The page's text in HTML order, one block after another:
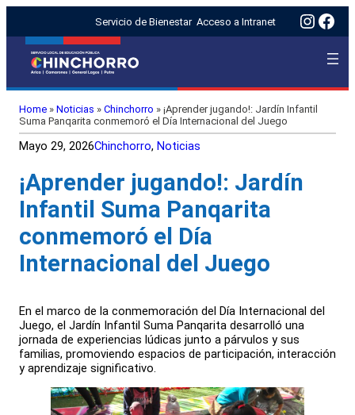
Servicio de Bienestar Acceso a Intranet
Home » Noticias » Chinchorro » ¡Aprender jugando!: Jardín Infantil
Suma Panqarita conmemoró el Día Internacional del Juego
Mayo 29, 2026Chinchorro, Noticias
¡Aprender jugando!: Jardín
Infantil Suma Panqarita
conmemoró el Día
Internacional del Juego
En el marco de la conmemoración del Día Internacional del
Juego, el Jardín Infantil Suma Panqarita desarrolló una
jornada de experiencias lúdicas junto a párvulos y sus
familias, promoviendo espacios de participación, interacción
y aprendizaje significativo.